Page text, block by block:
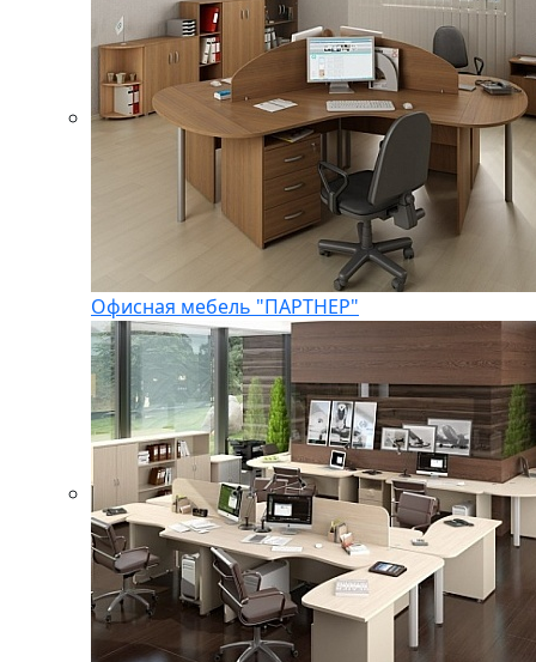
Офисная мебель "ПАРТНЕР"